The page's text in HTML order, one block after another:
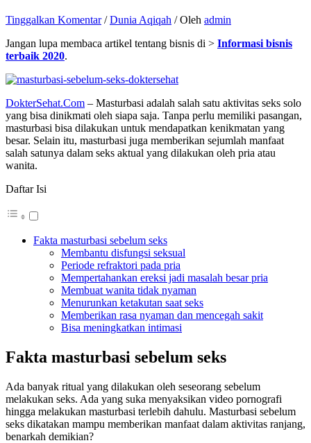
Tinggalkan Komentar /Dunia Aqiqah / Oleh admin
Jangan lupa membaca artikel tentang bisnis di > Informasi bisnis
terbaik 2020.
DokterSehat.Com – Masturbasi adalah salah satu aktivitas seks solo
yang bisa dinikmati oleh siapa saja. Tanpa perlu memiliki pasangan,
masturbasi bisa dilakukan untuk mendapatkan kenikmatan yang
besar. Selain itu, masturbasi juga memberikan sejumlah manfaat
salah satunya dalam seks aktual yang dilakukan oleh pria atau
wanita.
Daftar Isi
Fakta masturbasi sebelum seks
Membantu disfungsi seksual
Periode refraktori pada pria
Mempertahankan ereksi jadi masalah besar pria
Membuat wanita tidak nyaman
Menurunkan ketakutan saat seks
Memberikan rasa nyaman dan mencegah sakit
Bisa meningkatkan intimasi
Fakta masturbasi sebelum seks
Ada banyak ritual yang dilakukan oleh seseorang sebelum
melakukan seks. Ada yang suka menyaksikan video pornografi
hingga melakukan masturbasi terlebih dahulu. Masturbasi sebelum
seks dikatakan mampu memberikan manfaat dalam aktivitas ranjang,
benarkah demikian?